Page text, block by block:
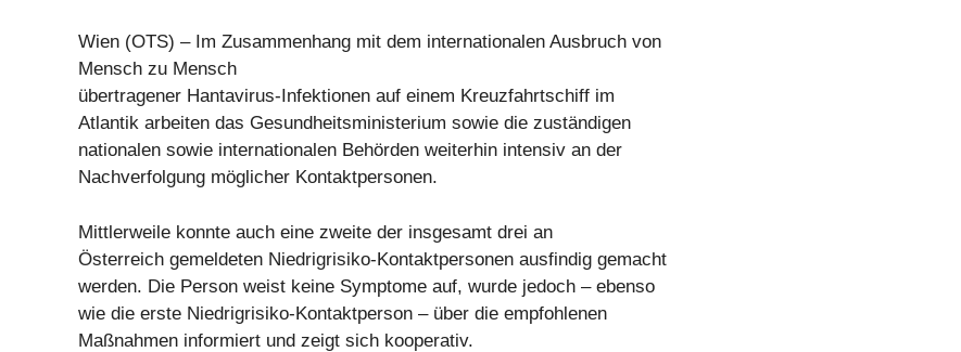
Wien (OTS) – Im Zusammenhang mit dem internationalen Ausbruch von
Mensch zu Mensch
übertragener Hantavirus-Infektionen auf einem Kreuzfahrtschiff im
Atlantik arbeiten das Gesundheitsministerium sowie die zuständigen
nationalen sowie internationalen Behörden weiterhin intensiv an der
Nachverfolgung möglicher Kontaktpersonen.
Mittlerweile konnte auch eine zweite der insgesamt drei an
Österreich gemeldeten Niedrigrisiko-Kontaktpersonen ausfindig gemacht
werden. Die Person weist keine Symptome auf, wurde jedoch – ebenso
wie die erste Niedrigrisiko-Kontaktperson – über die empfohlenen
Maßnahmen informiert und zeigt sich kooperativ.